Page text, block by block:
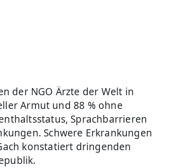
der NGO Ärzte der Welt in
Armut und 88 % ohne
Sprachbarrieren
Schwere Erkrankungen
konstatiert dringenden